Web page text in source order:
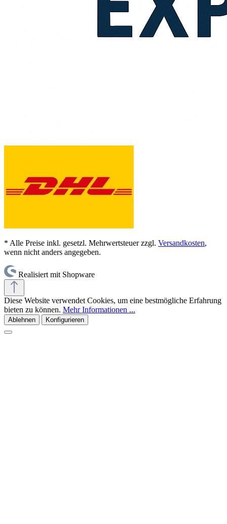
* Alle Preise inkl. gesetzl. Mehrwertsteuer zzgl. Versandkosten,
wenn nicht anders angegeben.
Realisiert mit Shopware
Diese Website verwendet Cookies, um eine bestmögliche Erfahrung
bieten zu können. Mehr Informationen ...
Ablehnen Konfigurieren